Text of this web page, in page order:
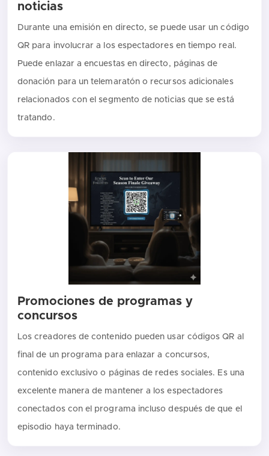
noticias
Durante una emisión en directo, se puede usar un código
QR para involucrar a los espectadores en tiempo real.
Puede enlazar a encuestas en directo, páginas de
donación para un telemaratón o recursos adicionales
relacionados con el segmento de noticias que se está
tratando.
Promociones de programas y
concursos
Los creadores de contenido pueden usar códigos QR al
final de un programa para enlazar a concursos,
contenido exclusivo o páginas de redes sociales. Es una
excelente manera de mantener a los espectadores
conectados con el programa incluso después de que el
episodio haya terminado.